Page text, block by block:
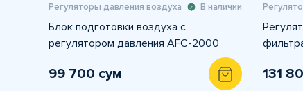
Регуляторы давления воздуха В наличии
Блок подготовки воздуха с
регулятором давления AFC-2000
99 700 сум 131